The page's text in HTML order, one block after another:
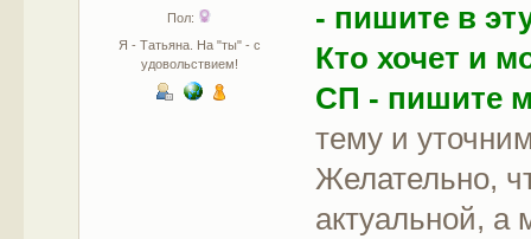
Пол:
Я - Татьяна. На "ты" - с
удовольствием!
- пишите в
Кто хочет и
СП - пишите
тему и
Желательно,
актуальной,